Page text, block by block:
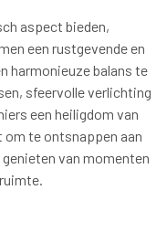
aspect bieden,
een rustgevende en
harmonieuze balans te
sfeervolle verlichting
een heiligdom van
te ontsnappen aan
van momenten